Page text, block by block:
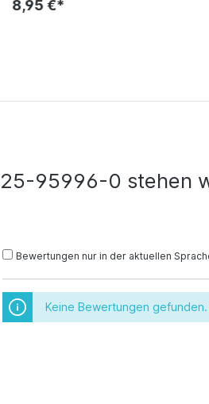
8,95 €*
95996-0 stehen
Bewertungen nur in der aktuellen
Keine Bewertungen